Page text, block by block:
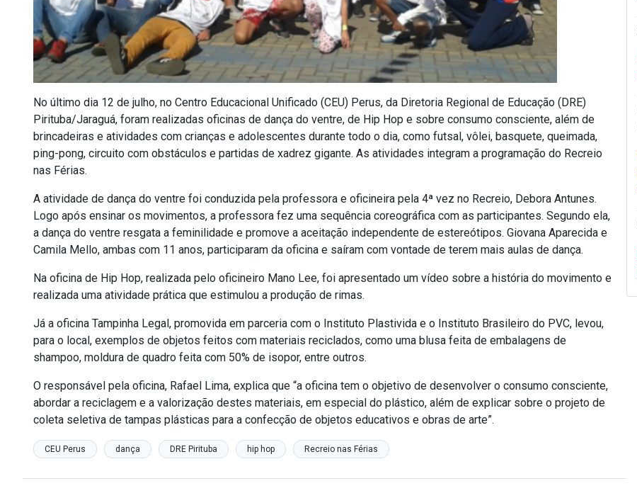
No último dia 12 de julho, no Centro Educacional Unificado (CEU) Perus, da Diretoria Regional de Educação (DRE)
Pirituba/Jaraguá, foram realizadas oficinas de dança do ventre, de Hip Hop e sobre consumo consciente, além de
brincadeiras e atividades com crianças e adolescentes durante todo o dia, como futsal, vôlei, basquete, queimada,
ping-pong, circuito com obstáculos e partidas de xadrez gigante. As atividades integram a programação do Recreio
nas Férias.
A atividade de dança do ventre foi conduzida pela professora e oficineira pela 4ª vez no Recreio, Debora Antunes.
Logo após ensinar os movimentos, a professora fez uma sequência coreográfica com as participantes. Segundo ela,
a dança do ventre resgata a feminilidade e promove a aceitação independente de estereótipos. Giovana Aparecida e
Camila Mello, ambas com 11 anos, participaram da oficina e saíram com vontade de terem mais aulas de dança.
Na oficina de Hip Hop, realizada pelo oficineiro Mano Lee, foi apresentado um vídeo sobre a história do movimento e
realizada uma atividade prática que estimulou a produção de rimas.
Já a oficina Tampinha Legal, promovida em parceria com o Instituto Plastivida e o Instituto Brasileiro do PVC, levou,
para o local, exemplos de objetos feitos com materiais reciclados, como uma blusa feita de embalagens de
shampoo, moldura de quadro feita com 50% de isopor, entre outros.
O responsável pela oficina, Rafael Lima, explica que “a oficina tem o objetivo de desenvolver o consumo consciente,
abordar a reciclagem e a valorização destes materiais, em especial do plástico, além de explicar sobre o projeto de
coleta seletiva de tampas plásticas para a confecção de objetos educativos e obras de arte”.
CEU Perus dança DRE Pirituba hip hop Recreio nas Férias